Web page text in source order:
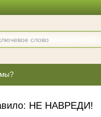
НЕ НАВРЕДИ!